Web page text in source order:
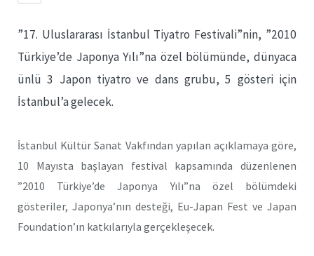
”17. Uluslararası İstanbul Tiyatro Festivali”nin, ”2010
Türkiye’de Japonya Yılı”na özel bölümünde, dünyaca
ünlü 3 Japon tiyatro ve dans grubu, 5 gösteri için
İstanbul’a gelecek.
İstanbul Kültür Sanat Vakfından yapılan açıklamaya göre,
10 Mayısta başlayan festival kapsamında düzenlenen
”2010 Türkiye’de Japonya Yılı”na özel bölümdeki
gösteriler, Japonya’nın desteği, Eu-Japan Fest ve Japan
Foundation’ın katkılarıyla gerçekleşecek.